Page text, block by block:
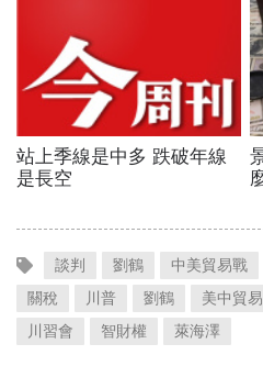
談判 劉鶴 中美貿易戰
關稅
川普 劉鶴 美中貿易
川習會
智財權 萊海澤